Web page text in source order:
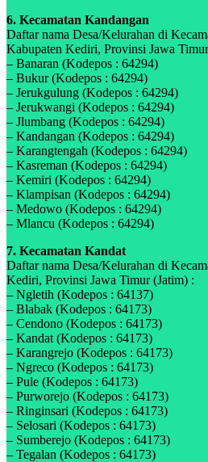
6. Kecamatan Kandangan
Daftar nama Desa/Kelurahan di
Kabupaten Kediri, Provinsi Jawa
– Banaran (Kodepos : 64294)
– Bukur (Kodepos : 64294)
– Jerukgulung (Kodepos : 64294)
– Jerukwangi (Kodepos : 64294)
– Jlumbang (Kodepos : 64294)
– Kandangan (Kodepos : 64294)
– Karangtengah (Kodepos : 64294)
– Kasreman (Kodepos : 64294)
– Kemiri (Kodepos : 64294)
– Klampisan (Kodepos : 64294)
– Medowo (Kodepos : 64294)
– Mlancu (Kodepos : 64294)
7. Kecamatan Kandat
Daftar nama Desa/Kelurahan di
Kediri, Provinsi Jawa Timur (Jatim) :
– Ngletih (Kodepos : 64137)
– Blabak (Kodepos : 64173)
– Cendono (Kodepos : 64173)
– Kandat (Kodepos : 64173)
– Karangrejo (Kodepos : 64173)
– Ngreco (Kodepos : 64173)
– Pule (Kodepos : 64173)
– Purworejo (Kodepos : 64173)
– Ringinsari (Kodepos : 64173)
– Selosari (Kodepos : 64173)
– Sumberejo (Kodepos : 64173)
– Tegalan (Kodepos : 64173)